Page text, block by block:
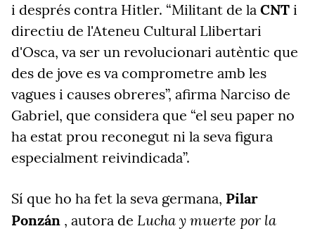
i després contra Hitler. “Militant de la CNT i
directiu de l'Ateneu Cultural Llibertari
d'Osca, va ser un revolucionari autèntic que
des de jove es va comprometre amb les
vagues i causes obreres”, afirma Narciso de
Gabriel, que considera que “el seu paper no
ha estat prou reconegut ni la seva figura
especialment reivindicada”.
Sí que ho ha fet la seva germana, Pilar
Ponzán , autora de Lucha y muerte por la